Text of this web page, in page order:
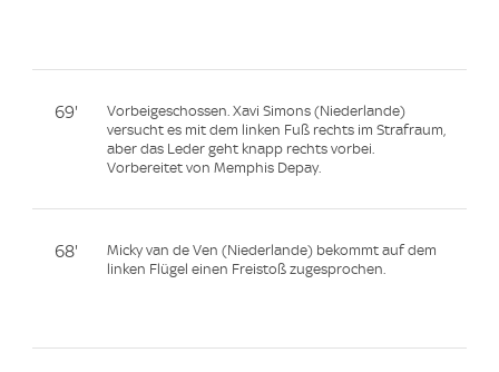
69'
Vorbeigeschossen. Xavi Simons (Niederlande)
versucht es mit dem linken Fuß rechts im Strafraum,
aber das Leder geht knapp rechts vorbei.
Vorbereitet von Memphis Depay.
68'
Micky van de Ven (Niederlande) bekommt auf dem
linken Flügel einen Freistoß zugesprochen.